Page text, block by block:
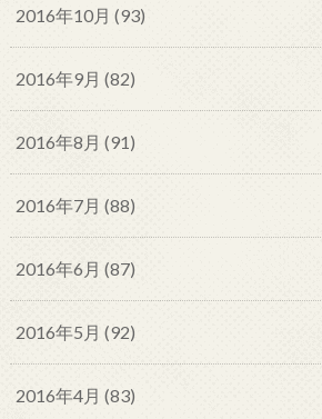
2016年10月 (93)
2016年9月 (82)
2016年8月 (91)
2016年7月 (88)
2016年6月 (87)
2016年5月 (92)
2016年4月 (83)